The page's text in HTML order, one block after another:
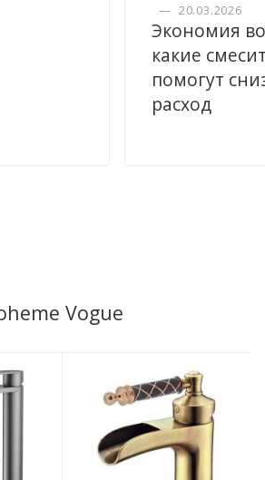
— 20.03.2026
Экономия
какие
помогут
расход
Vogue